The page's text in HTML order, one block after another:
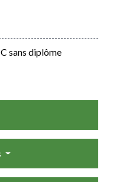
sans diplôme